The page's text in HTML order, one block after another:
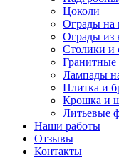
Цоколи
Ограды на
Ограды из
Столики и
Гранитные
Лампады
Плитка и
Крошка и
Литьевые
Наши работы
Отзывы
Контакты